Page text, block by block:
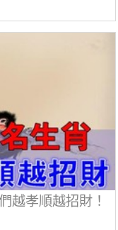
越孝順越招財！